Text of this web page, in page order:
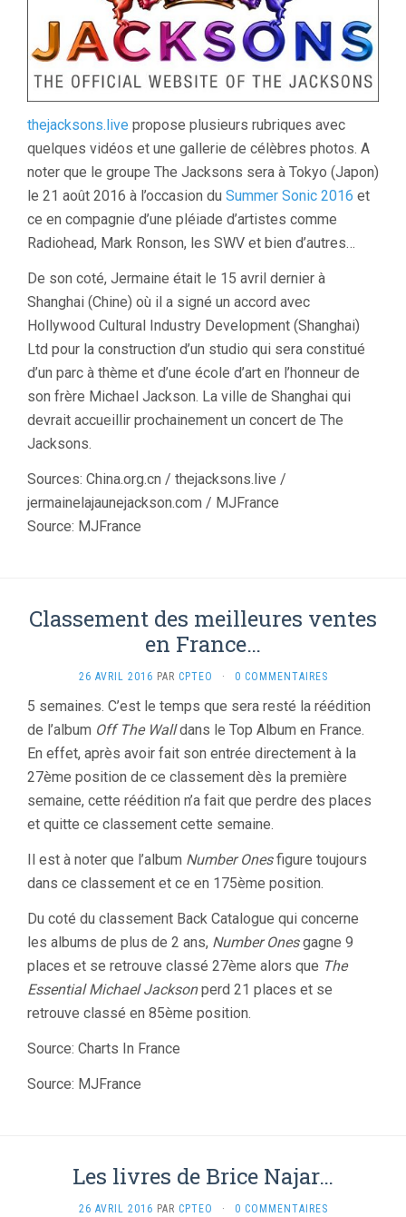
thejacksons.live propose plusieurs rubriques avec
quelques vidéos et une gallerie de célèbres photos. A
noter que le groupe The Jacksons sera à Tokyo (Japon)
le 21 août 2016 à l’occasion du Summer Sonic 2016 et
ce en compagnie d’une pléiade d’artistes comme
Radiohead, Mark Ronson, les SWV et bien d’autres…
De son coté, Jermaine était le 15 avril dernier à
Shanghai (Chine) où il a signé un accord avec
Hollywood Cultural Industry Development (Shanghai)
Ltd pour la construction d’un studio qui sera constitué
d’un parc à thème et d’une école d’art en l’honneur de
son frère Michael Jackson. La ville de Shanghai qui
devrait accueillir prochainement un concert de The
Jacksons.
Sources: China.org.cn / thejacksons.live /
jermainelajaunejackson.com / MJFrance
Source: MJFrance
Classement des meilleures ventes
en France…
26 AVRIL 2016 PAR CPTEO · 0 COMMENTAIRES
5 semaines. C’est le temps que sera resté la réédition
de l’album Off The Walldans le Top Album en France.
En effet, après avoir fait son entrée directement à la
27ème position de ce classement dès la première
semaine, cette réédition n’a fait que perdre des places
et quitte ce classement cette semaine.
Il est à noter que l’album Number Onesfigure toujours
dans ce classement et ce en 175ème position.
Du coté du classement Back Catalogue qui concerne
les albums de plus de 2 ans, Number Onesgagne 9
places et se retrouve classé 27ème alors que The
Essential Michael Jacksonperd 21 places et se
retrouve classé en 85ème position.
Source: Charts In France
Source: MJFrance
Les livres de Brice Najar…
26 AVRIL 2016 PAR CPTEO · 0 COMMENTAIRES